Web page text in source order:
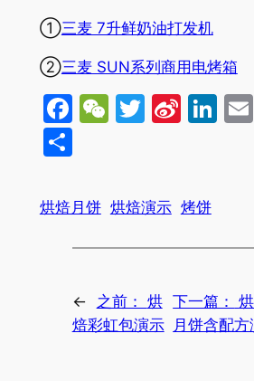
①三麦 7升鲜奶油打发机
②三麦 SUN系列商用电烤箱
Facebook
WeChat
Twitter
Sina
分
烘焙月饼 烘焙演示 烤饼
← 之前： 烘
焙彩虹包演示
下一篇：
月饼含配方